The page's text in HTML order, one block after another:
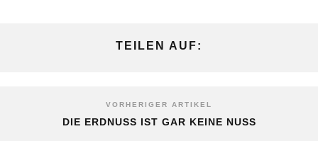
TEILEN AUF:
VORHERIGER ARTIKEL
DIE ERDNUSS IST GAR KEINE NUSS